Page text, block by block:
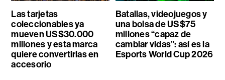
Las tarjetas
coleccionables ya
mueven US$30.000
millones y esta marca
quiere convertirlas en
accesorio
Batallas, videojuegos y
una bolsa de US$75
millones “capaz de
cambiar vidas”: así es la
Esports World Cup 2026